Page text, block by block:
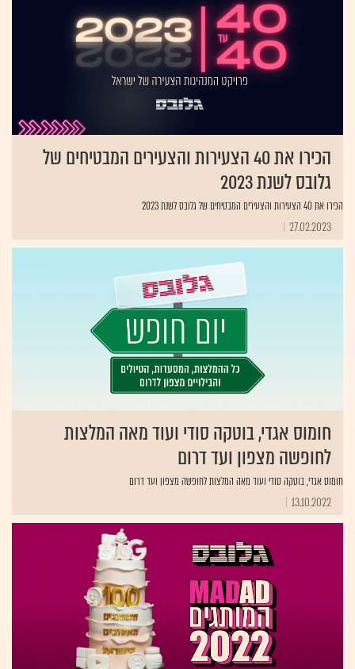
הכירו את 40 הצעירות והצעירים המבטיחים של
גלובס לשנת 2023
הכירו את 40 הצעירות והצעירים המבטיחים של גלובס לשנת 2023
27.02.2023
חומוס אגדי, בוטקה סודי ועוד מאה המלצות
לחופשה מצפון ועד דרום
חומוס אגדי, בוטקה סודי ועוד מאה המלצות לחופשה מצפון ועד דרום
13.10.2022